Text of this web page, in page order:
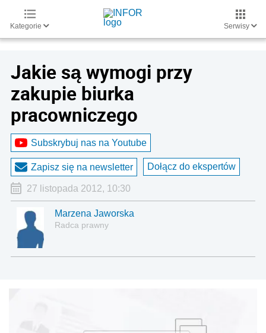
Kategorie Serwisy
Jakie są wymogi przy
zakupie biurka
pracowniczego
Subskrybuj nas na Youtube
Zapisz się na newsletter Dołącz do ekspertów
27 listopada 2012, 10:30
Marzena Jaworska
Radca prawny